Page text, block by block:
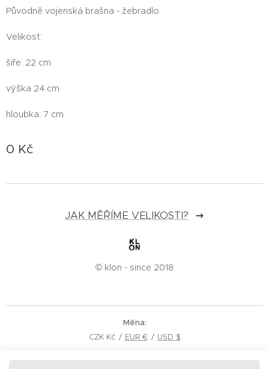
Původně vojenská brašna - žebradlo.
Velikost:
šíře: 22 cm
výška 24 cm
hloubka: 7 cm
0 Kč
JAK MĚŘÍME VELIKOSTI?
© klon - since 2018
Měna
CZK Kč
EUR € USD $